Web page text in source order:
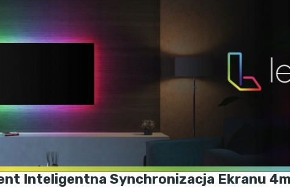
Inteligentna Synchronizacja Ekranu